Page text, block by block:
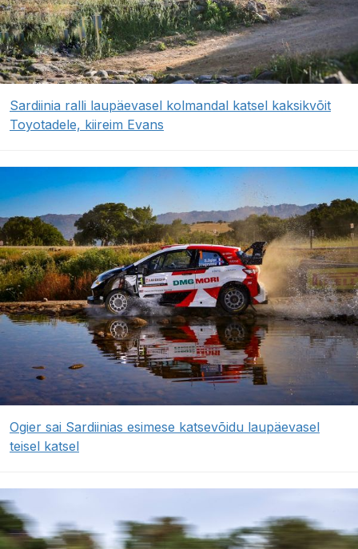
Sardiinia ralli laupäevasel kolmandal katsel kaksikvõit
Toyotadele, kiireim Evans
Ogier sai Sardiinias esimese katsevõidu laupäevasel
teisel katsel